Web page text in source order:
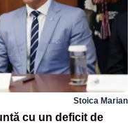
Stoica Marian
cu un deficit de